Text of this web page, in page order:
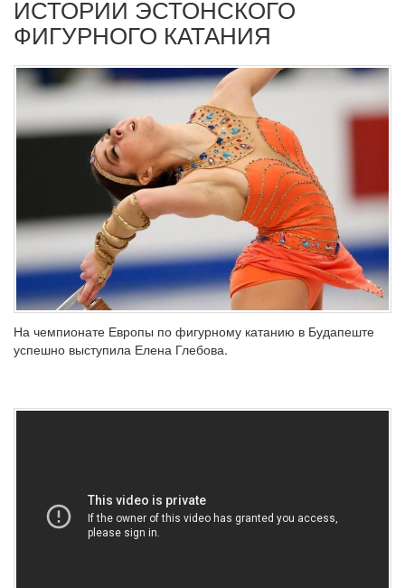
ИСТОРИИ ЭСТОНСКОГО
ФИГУРНОГО КАТАНИЯ
На чемпионате Европы по фигурному катанию в Будапеште
успешно выступила Елена Глебова.